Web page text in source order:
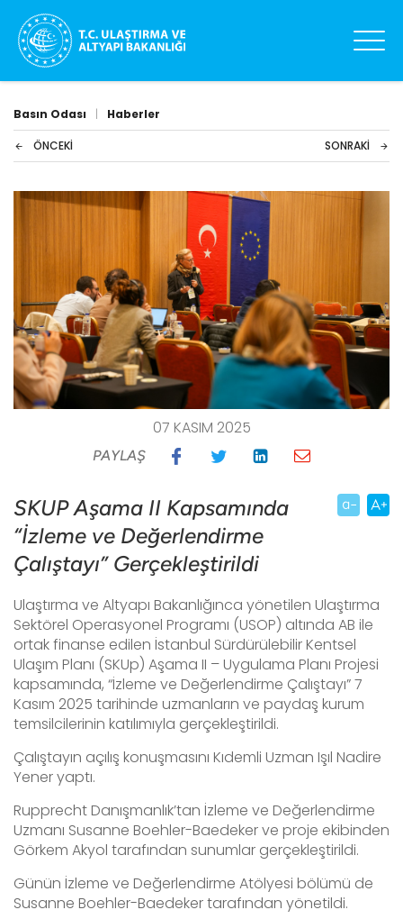
Basın Odası | Haberler
ÖNCEKI SONRAKI
07 KASIM 2025
PAYLAŞ
SKUP Aşama II Kapsamında
“İzleme ve Değerlendirme
Çalıştayı” Gerçekleştirildi
Ulaştırma ve Altyapı Bakanlığınca yönetilen Ulaştırma
Sektörel Operasyonel Programı (USOP) altında AB ile
ortak finanse edilen İstanbul Sürdürülebilir Kentsel
Ulaşım Planı (SKUp) Aşama II – Uygulama Planı Projesi
kapsamında, “İzleme ve Değerlendirme Çalıştayı” 7
Kasım 2025 tarihinde uzmanların ve paydaş kurum
temsilcilerinin katılımıyla gerçekleştirildi.
Çalıştayın açılış konuşmasını Kıdemli Uzman Işıl Nadire
Yener yaptı.
Rupprecht Danışmanlık’tan İzleme ve Değerlendirme
Uzmanı Susanne Boehler-Baedeker ve proje ekibinden
Görkem Akyol tarafından sunumlar gerçekleştirildi.
Günün İzleme ve Değerlendirme Atölyesi bölümü de
Susanne Boehler-Baedeker tarafından yönetildi.